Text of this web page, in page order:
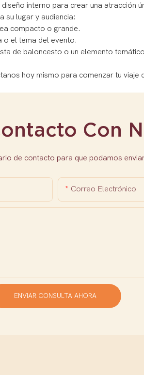
interno para crear una atracción
su lugar y audiencia:
compacto o grande.
o el tema del evento.
de baloncesto o un elemento
hoy mismo para comenzar tu
Con
de contacto para que podamos
Correo Electrónico
ENVIAR CONSULTA AHORA